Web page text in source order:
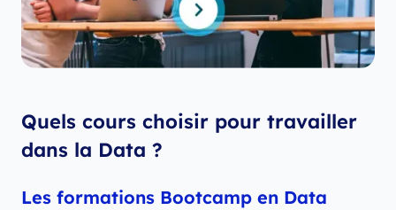
Quels cours choisir pour travailler
dans la Data ?
Les formations Bootcamp en Data